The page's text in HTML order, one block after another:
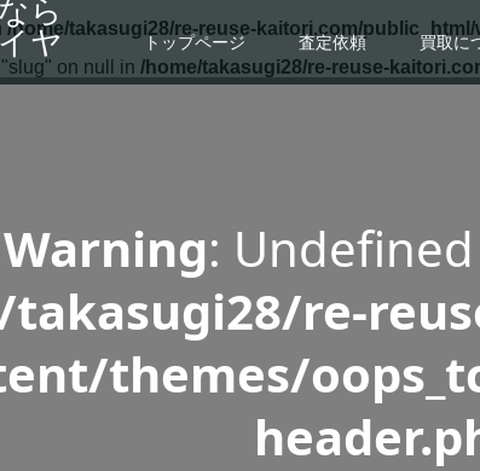
ら
ヤ
トップページ 査定依頼 買取に
/home/takasugi28/re-reuse-kaitori.com/
on null in /home/takasugi28/re-reuse-
Warning:
re-
themes/